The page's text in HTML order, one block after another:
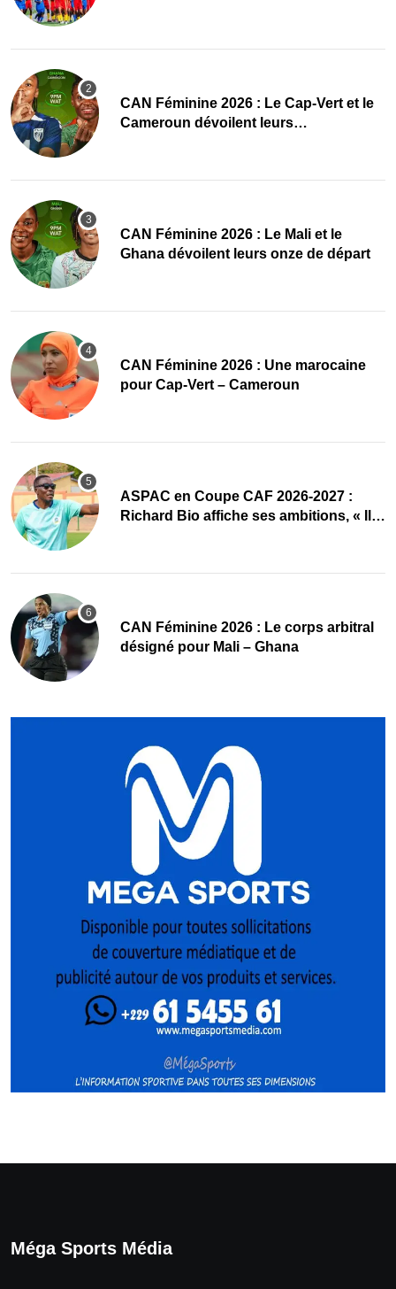
CAN Féminine 2026 : Le Cap-Vert et le
Cameroun dévoilent leurs
‎CAN Féminine 2026 : Le Mali et le
Ghana dévoilent leurs onze de départ
‎CAN Féminine 2026 : Une marocaine
pour Cap-Vert – Cameroun
ASPAC en Coupe CAF 2026-2027 :
Richard Bio affiche ses ambitions, « Il
‎CAN Féminine 2026 : Le corps arbitral
désigné pour Mali – Ghana
Méga Sports Média